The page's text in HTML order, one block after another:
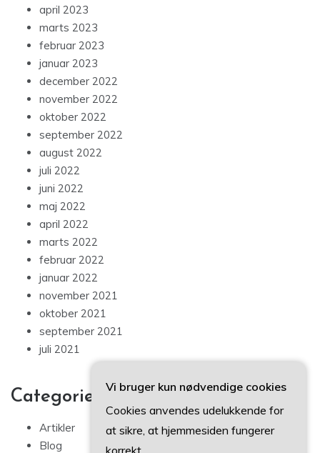
april 2023
marts 2023
februar 2023
januar 2023
december 2022
november 2022
oktober 2022
september 2022
august 2022
juli 2022
juni 2022
maj 2022
april 2022
marts 2022
februar 2022
januar 2022
november 2021
oktober 2021
september 2021
juli 2021
Categories
Artikler
Blog
Vi bruger kun nødvendige cookies
Cookies anvendes udelukkende for
at sikre, at hjemmesiden fungerer
korrekt.